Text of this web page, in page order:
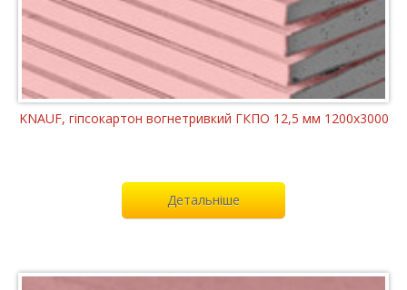
KNAUF, гіпсокартон вогнетривкий ГКПО 12,5 мм 1200x3000
Детальніше